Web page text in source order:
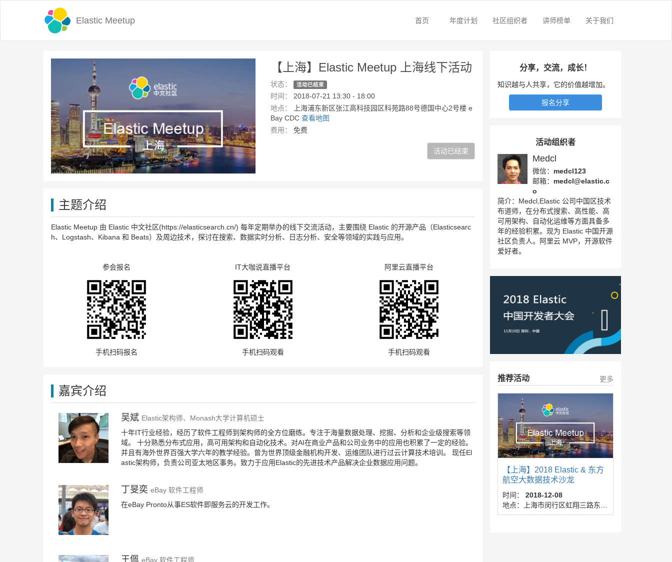
Elastic Meetup 首页 年度计划 社区组织者 讲师榜单 关于我们
【上海】Elastic Meetup 上海线下活动
状态： 活动已结束
时间：
2018-07-21 13:30 - 18:00
地点：
上海浦东新区张江高科技园区科苑路88号德国中心2号楼 e
Bay CDC 查看地图
费用：
免费
活动已结束
主题介绍
Elastic Meetup 由 Elastic 中文社区(https://elasticsearch.cn/) 每年定期举办的线下交流活动，主要围绕 Elastic 的开源产品（Elasticsearc
h、Logstash、Kibana 和 Beats）及周边技术，探讨在搜索、数据实时分析、日志分析、安全等领域的实践与应用。
参会报名
手机扫码报名
IT大咖说直播平台
手机扫码观看
阿里云直播平台
手机扫码观看
嘉宾介绍
吴斌 Elastic架构师、Monash大学计算机硕士
十年IT行业经验，经历了软件工程师到架构师的全方位磨练。专注于海量数据处理、挖掘、分析和企业级搜索等领
域。 十分熟悉分布式应用，高可用架构和自动化技术。对AI在商业产品和公司业务中的应用也积累了一定的经验。
并且有海外世界百强大学六年的教学经验。曾为世界顶级金融机构开发、运维团队进行过云计算技术培训。 现任El
astic架构师，负责公司亚太地区事务。致力于应用Elastic的先进技术产品解决企业数据应用问题。
丁旻奕 eBay 软件工程师
在eBay Pronto从事ES软件即服务云的开发工作。
王佩 eBay 软件工程师
分享，交流，成长！
知识越与人共享，它的价值越增加。
报名分享
活动组织者
Medcl
微信： medcl123
邮箱： medcl@elastic.c
o
简介：Medcl,Elastic 公司中国区技术
布道师，在分布式搜索、高性能、高
可用架构、自动化运维等方面具备多
年的经验积累。现为 Elastic 中国开源
社区负责人。阿里云 MVP，开源软件
爱好者。
推荐活动 更多
【上海】2018 Elastic & 东方
航空大数据技术沙龙
时间：
2018-12-08
地点：上海市闵行区虹翔三路东航城